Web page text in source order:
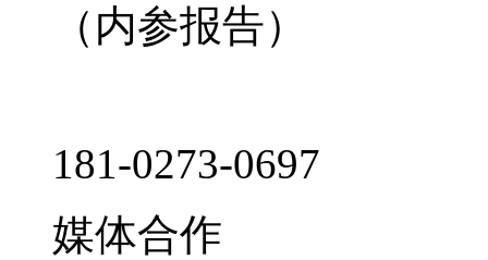
（内参报告）
181-0273-0697
媒体合作